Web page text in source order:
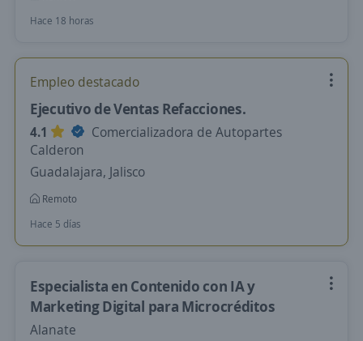
Hace 18 horas
Empleo destacado
Ejecutivo de Ventas Refacciones.
4.1
Comercializadora de Autopartes
Calderon
Guadalajara, Jalisco
Remoto
Hace 5 días
Especialista en Contenido con IA y
Marketing Digital para Microcréditos
Alanate